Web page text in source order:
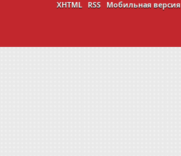
XHTML RSS Мобильная версия